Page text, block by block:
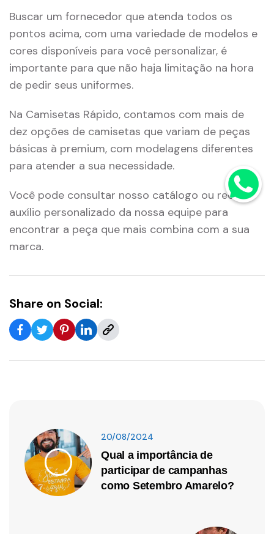
Buscar um fornecedor que atenda todos os
pontos acima, com uma variedade de modelos e
cores disponíveis para você personalizar, é
importante para que não haja limitação na hora
de pedir seus uniformes.
Na Camisetas Rápido, contamos com mais de
dez opções de camisetas que variam de peças
básicas à premium, com modelagens diferentes
para atender a sua necessidade.
Você pode consultar nosso catálogo ou receber
auxílio personalizado da nossa equipe para
encontrar a peça que mais combina com a sua
marca.
Share on Social:
20/08/2024
Qual a importância de
participar de campanhas
como Setembro Amarelo?